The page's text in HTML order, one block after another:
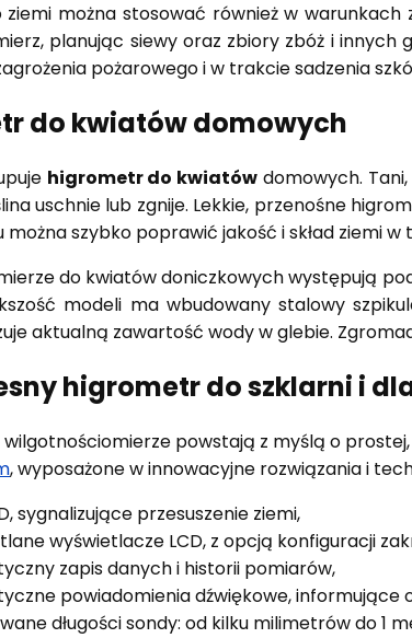
można stosować również w
planując siewy oraz zbiory zbóż i innych
pożarowego i w trakcie sadzenia
do kwiatów domowych
higrometr do kwiatów domowych.
uschnie lub zgnije. Lekkie, przenośne
można szybko poprawić jakość i skład ziemi
do kwiatów doniczkowych występują
modeli ma wbudowany stalowy
aktualną zawartość wody w glebie.
higrometr do szklarni i
wilgotnościomierze powstają z myślą o
, wyposażone w innowacyjne rozwiązania i
sygnalizujące przesuszenie ziemi,
wyświetlacze LCD, z opcją konfiguracji
zapis danych i historii pomiarów,
powiadomienia dźwiękowe, informujące
długości sondy: od kilku milimetrów do 1